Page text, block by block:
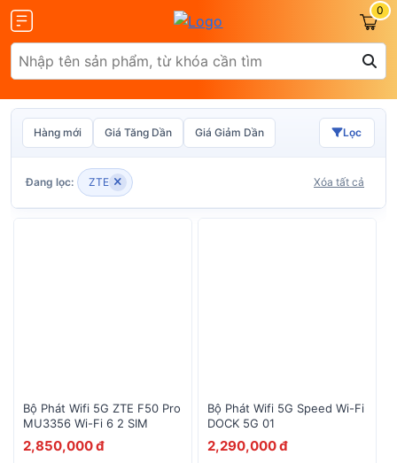
0
ZTE
Hàng mới Giá Tăng Dần Giá Giảm Dần Lọc
Đang lọc: ZTE Xóa tất cả
Bộ Phát Wifi 5G ZTE F50 Pro
MU3356 Wi-Fi 6 2 SIM
2,850,000 đ
Bộ Phát Wifi 5G Speed Wi-Fi
DOCK 5G 01
2,290,000 đ